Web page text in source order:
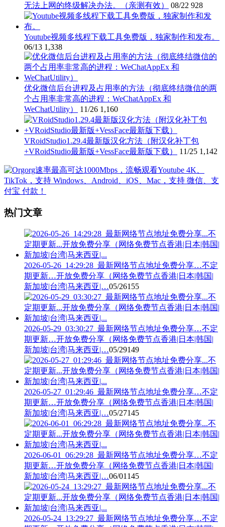
无法上网的终级解决办法。（亲测有效）
08/22 928
Youtube视频多线程下载工具免费版，独家制作和发布。
06/13 1,338
优化微信后台进程及占用率的方法（彻底终结微信的两
个占用率非常高的进程：WeChatAppEx 和
WeChatUtility）
11/26 1,160
VRoidStudio1.29.4最新版汉化方法（附汉化补丁包
+VRoidStudio最新版+VessFace最新版下载）
11/25 1,142
热门文章
2026-05-26_14:29:28_最新网络节点地址免费分享…不定
期更新…开放免费分享（网络免费节点香港|日本|韩国|
新加坡|台湾|马来西亚|…05/26155
2026-05-29_03:30:27_最新网络节点地址免费分享…不定
期更新…开放免费分享（网络免费节点香港|日本|韩国|
新加坡|台湾|马来西亚|…05/29149
2026-05-27_01:29:46_最新网络节点地址免费分享…不定
期更新…开放免费分享（网络免费节点香港|日本|韩国|
新加坡|台湾|马来西亚|…05/27145
2026-06-01_06:29:28_最新网络节点地址免费分享…不定
期更新…开放免费分享（网络免费节点香港|日本|韩国|
新加坡|台湾|马来西亚|…06/01 145
2026-05-24_13:29:27_最新网络节点地址免费分享…不定